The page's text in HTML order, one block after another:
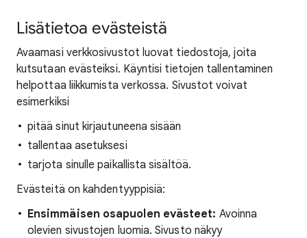
Lisätietoa evästeistä
Avaamasi verkkosivustot luovat tiedostoja, joita
kutsutaan evästeiksi. Käyntisi tietojen tallentaminen
helpottaa liikkumista verkossa. Sivustot voivat
esimerkiksi
pitää sinut kirjautuneena sisään
tallentaa asetuksesi
tarjota sinulle paikallista sisältöä.
Evästeitä on kahdentyyppisiä:
Ensimmäisen osapuolen evästeet: Avoinna
olevien sivustojen luomia. Sivusto näkyy